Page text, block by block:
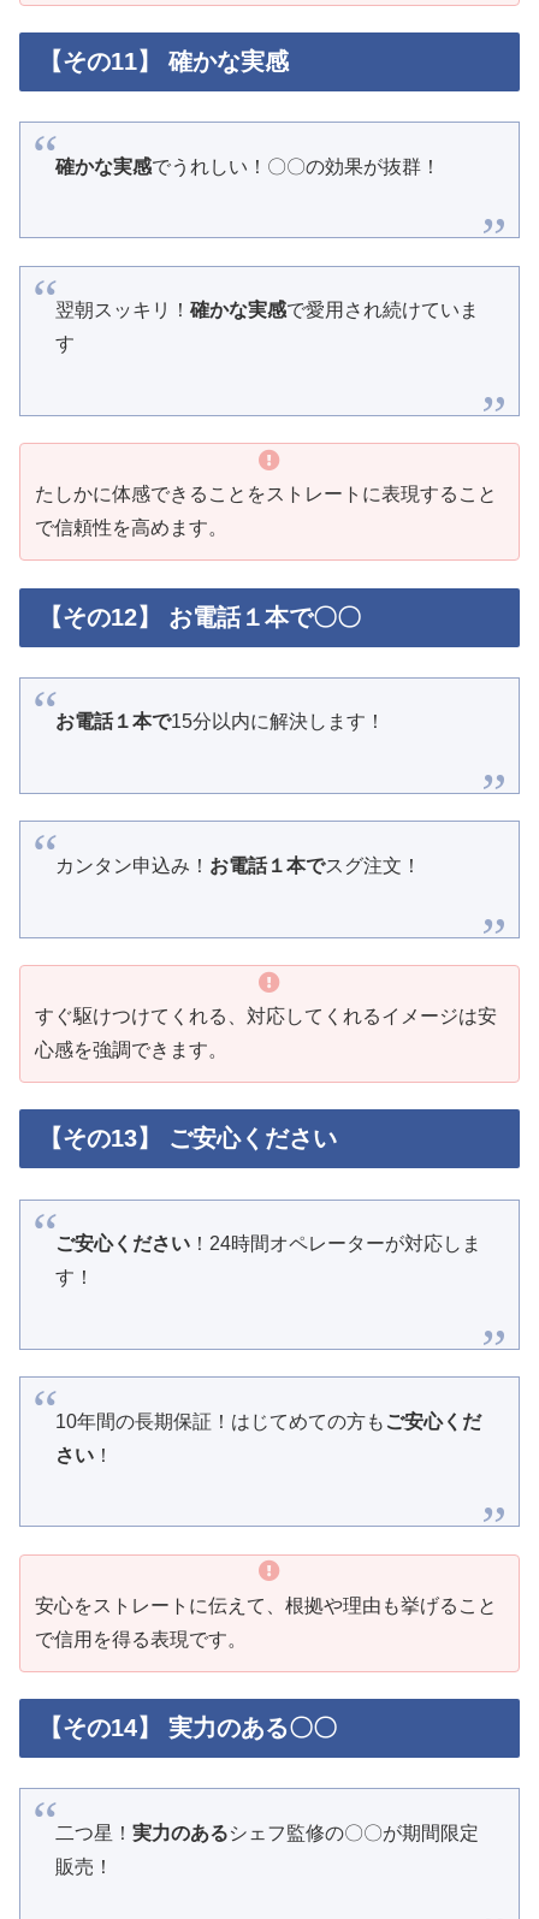
【その11】 確かな実感
確かな実感でうれしい！〇〇の効果が抜群！
翌朝スッキリ！ 確かな実感で愛用され続けていま
す
たしかに体感できることをストレートに表現すること
で信頼性を高めます。
【その12】 お電話１本で〇〇
お電話１本で15分以内に解決します！
カンタン申込み！ お電話１本でスグ注文！
すぐ駆けつけてくれる、対応してくれるイメージは安
心感を強調できます。
【その13】 ご安心ください
ご安心ください！24時間オペレーターが対応しま
す！
10年間の長期保証！はじてめての方も ご安心くだ
さい！
安心をストレートに伝えて、根拠や理由も挙げること
で信用を得る表現です。
【その14】 実力のある〇〇
二つ星！ 実力のあるシェフ監修の〇〇が期間限定
販売！